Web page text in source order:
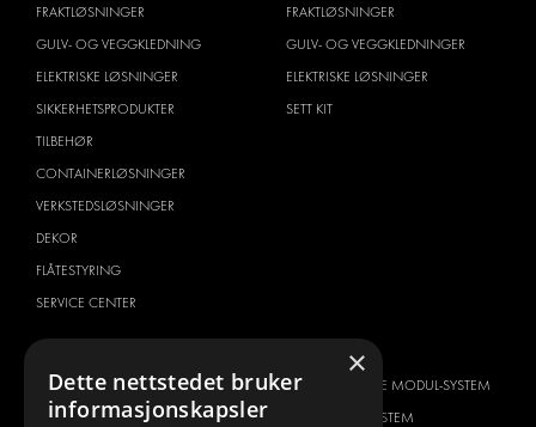
FRAKTLØSNINGER
GULV- OG VEGGKLEDNING
ELEKTRISKE LØSNINGER
SIKKERHETSPRODUKTER
TILBEHØR
CONTAINERLØSNINGER
VERKSTEDSLØSNINGER
DEKOR
FLÅTESTYRING
SERVICE CENTER
FRAKTLØSNINGER
GULV- OG VEGGKLEDNINGER
ELEKTRISKE LØSNINGER
SETT KIT
CITROËN
DACIA
HVORFOR VELGE MODUL-SYSTEM
OM MODUL-SYSTEM
×
Dette nettstedet bruker
informasjonskapsler